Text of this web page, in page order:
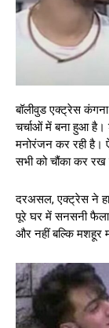
बॉलीवुड एक्ट्रेस
चर्चाओं में बना हुआ है।
मनोरंजन कर रही है।
सभी को चौंका कर रख
दरअसल, एक्ट्रेस ने
पूरे घर में सनसनी
और नहीं बल्कि मशहूर